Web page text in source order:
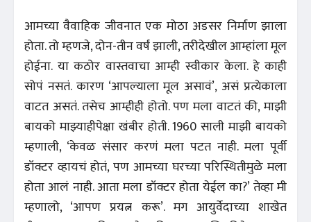
आमच्या वैवाहिक जीवनात एक मोठा अडसर निर्माण झाला
होता. तो म्हणजे, दोन-तीन वर्षं झाली, तरीदेखील आम्हांला मूल
होईना. या कठोर वास्तवाचा आम्ही स्वीकार केला. हे काही
सोपं नसतं. कारण ‘आपल्याला मूल असावं’, असं प्रत्येकाला
वाटत असतं. तसेच आम्हीही होतो. पण मला वाटतं की, माझी
बायको माझ्याहीपेक्षा खंबीर होती. 1960 साली माझी बायको
म्हणाली, ‘केवळ संसार करणं मला पटत नाही. मला पूर्वी
डॉक्टर व्हायचं होतं, पण आमच्या घरच्या परिस्थितीमुळे मला
होता आलं नाही. आता मला डॉक्टर होता येईल का?’ तेव्हा मी
म्हणालो, ‘आपण प्रयत्न करू’. मग आयुर्वेदाच्या शाखेत